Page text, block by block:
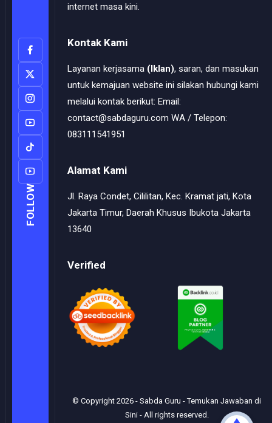
FOLLOW
internet masa kini.
Kontak Kami
Layanan kerjasama (Iklan), saran, dan masukan
untuk kemajuan website ini silakan hubungi kami
melalui kontak berikut: Email:
contact@sabdaguru.com WA / Telepon:
083111541951
Alamat Kami
Jl. Raya Condet, Cililitan, Kec. Kramat jati, Kota
Jakarta Timur, Daerah Khusus Ibukota Jakarta
13640
Verified
© Copyright2026 -Sabda Guru - Temukan Jawaban di
Sini- All rights reserved.